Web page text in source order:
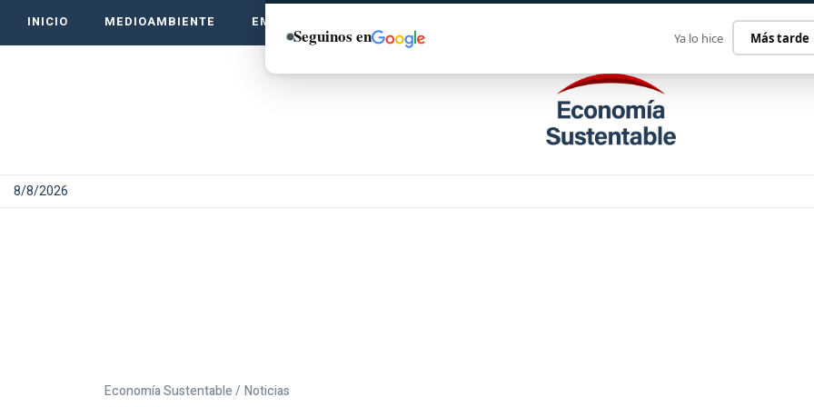
INICIO MEDIOAMBIENTE EMPRENDE VERDE
8/8/2026
Economía Sustentable / Noticias
Seguinos en Ya lo hice Más tarde